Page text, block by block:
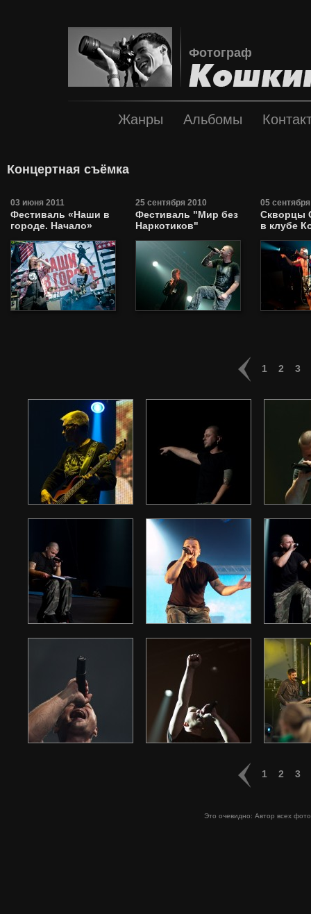
Фотограф
Жанры Альбомы
Концертная съёмка
03 июня 2011
Фестиваль «Наши в
городе. Начало»
25 сентября 2010
Фестиваль "Мир без
Наркотиков"
05
Скворцы
в клубе
1 2 3
1 2 3
Это очевидно: Автор всех